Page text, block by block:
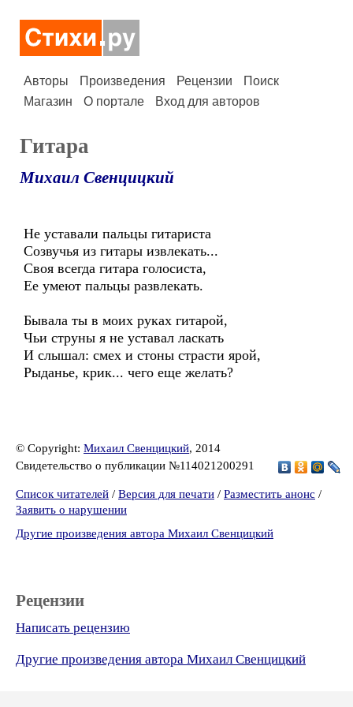
Авторы Произведения Рецензии
Поиск
Магазин
О портале Вход для авторов
Гитара
Михаил Свенцицкий
Не уставали пальцы гитариста
Созвучья из гитары извлекать...
Своя всегда гитара голосиста,
Ее умеют пальцы развлекать.
Бывала ты в моих руках гитарой,
Чьи струны я не уставал ласкать
И слышал: смех и стоны страсти ярой,
Рыданье, крик... чего еще желать?
© Copyright: Михаил Свенцицкий, 2014
Свидетельство о публикации №114021200291
Список читателей / Версия для печати / Разместить анонс /
Заявить о нарушении
Другие произведения автора Михаил Свенцицкий
Рецензии
Написать рецензию
Другие произведения автора Михаил Свенцицкий